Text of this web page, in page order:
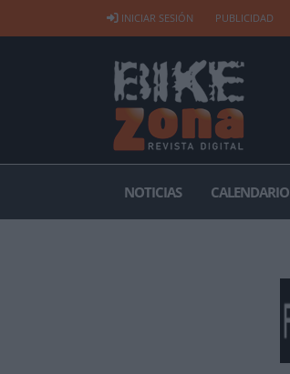
INICIAR SESIÓN PUBLICIDAD
NOTICIAS CALENDARIO